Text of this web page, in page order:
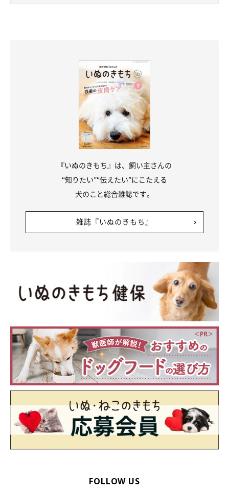
『本当に仲の良い姉妹だなあ』
るこちらも自然と笑顔になります」
関連記事:
「初顔合わせ」で初々しい姿を見せていた子犬
→1年後、みんなから注目されるのが好きな「甘
えん坊」に成長！
今回紹介するのは、X（旧Twitter）ユーザー@kopant17さんの愛
犬・コパンちゃん（取材時1才）のエピソード。飼い主さんがコパ
ンちゃんと「初顔合わせ」をしたときのエピソードや、1才になっ
たコパンちゃんの成長など、飼い主さんに話を聞きました。
関連記事:
が！ 何年も待ち望んでいた「夢のコーギーと
の暮らし」の始まり
今回紹介するのは、Twitterユーザー@kopant17さんの愛犬・コパ
ンちゃん（取材時、生後4カ月）のエピソード。こちらの写真は、
さん／X（旧Twitter）
※この記事は投稿者さまに取材し、了承の上制作したものです。
2026年5月時点の情報であり、現在と異なる場合があります。
『いぬのきもち』は、飼い主さんの
“知りたい”“伝えたい”にこたえる
犬のこと総合雑誌です。
雑誌『いぬのきもち』
FOLLOW US